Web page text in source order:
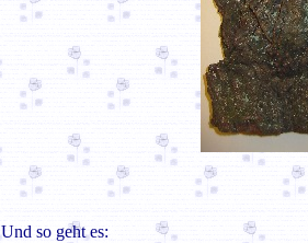
Und so geht es: